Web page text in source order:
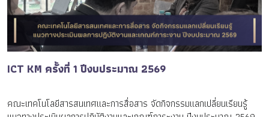
ICT KM ครั้งที่ 1 ปีงบประมาณ 2569
คณะเทคโนโลยีสารสนเทศและการสื่อสาร จัดกิจกรรมแลกเปลี่ยนเรียนรู้